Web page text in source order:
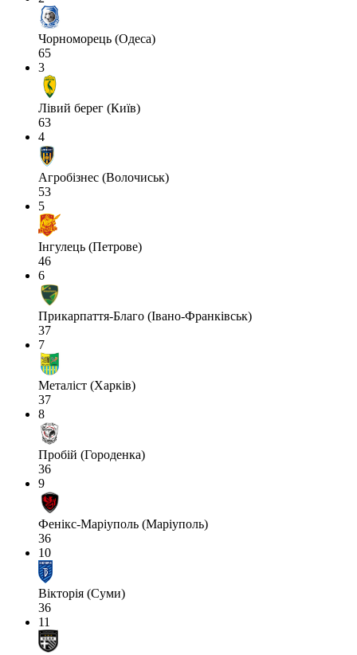
Чорноморець (Одеса)
65
3
Лівий берег (Київ)
63
4
Агробізнес (Волочиськ)
53
5
Інгулець (Петрове)
46
6
Прикарпаття-Благо (Івано-Франківськ)
37
7
Металіст (Харків)
37
8
Пробій (Городенка)
36
9
Фенікс-Маріуполь (Маріуполь)
36
10
Вікторія (Суми)
36
11